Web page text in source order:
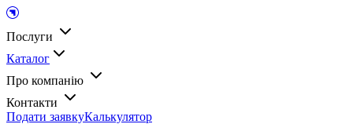
Послуги
Каталог
Про компанію
Контакти
Подати заявкуКалькулятор